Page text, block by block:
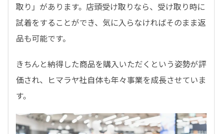
取り」があります。店頭受け取りなら、受け取り時に
試着をすることができ、気に入らなければそのまま返
品も可能です。
きちんと納得した商品を購入いただくという姿勢が評
価され、ヒマラヤ社自体も年々事業を成長させていま
す。